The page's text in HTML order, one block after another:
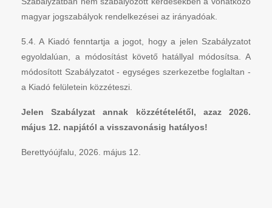
magyar jogszabályok rendelkezései az irányadóak.
5.4. A Kiadó fenntartja a jogot, hogy a jelen Szabályzatot
egyoldalúan, a módosítást követő hatállyal módosítsa. A
módosított Szabályzatot - egységes szerkezetbe foglaltan -
a Kiadó felületein közzéteszi.
Jelen Szabályzat annak közzétételétől, azaz 2026.
május 12. napjától a visszavonásig hatályos!
Berettyóújfalu, 2026. május 12.